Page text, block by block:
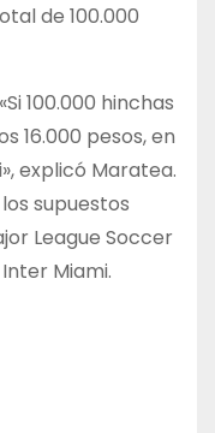
de 100.000
100.000 hinchas
16.000 pesos, en
explicó Maratea.
supuestos
League Soccer
Miami.